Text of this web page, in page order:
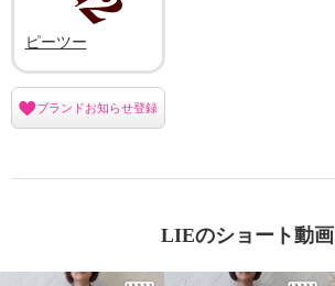
ピーツー
ブランドお知らせ登録
LIEのショート動画